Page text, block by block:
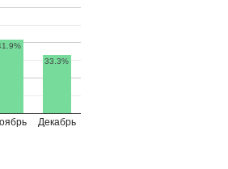
Декабрь
33.3%